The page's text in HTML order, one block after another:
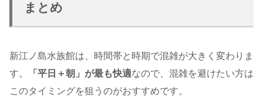
まとめ
新江ノ島水族館は、時間帯と時期で混雑が大きく変わりま
す。
「平日＋朝」が最も快適なので、混雑を避けたい方は
このタイミングを狙うのがおすすめです。